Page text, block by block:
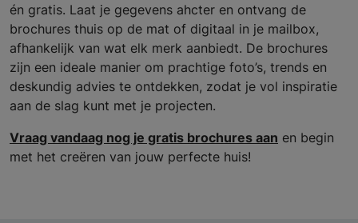
én gratis. Laat je gegevens ahcter en ontvang de
brochures thuis op de mat of digitaal in je mailbox,
afhankelijk van wat elk merk aanbiedt. De brochures
zijn een ideale manier om prachtige foto’s, trends en
deskundig advies te ontdekken, zodat je vol inspiratie
aan de slag kunt met je projecten.
Vraag vandaag nog je gratis brochures aan en begin
met het creëren van jouw perfecte huis!